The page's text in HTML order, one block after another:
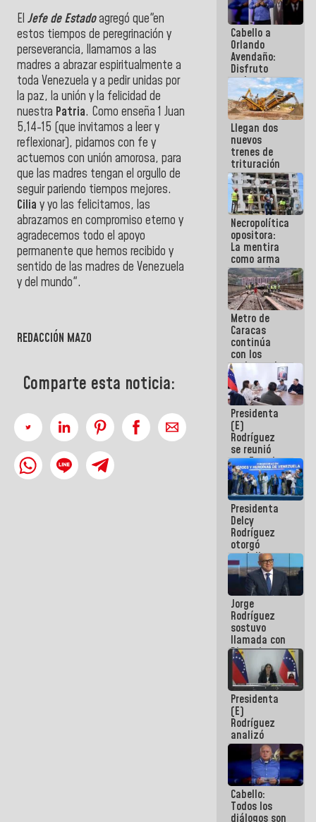
El Jefe de Estadoagregó que"en
estos tiempos de peregrinación y
perseverancia, llamamos a las
madres a abrazar espiritualmente a
toda Venezuela y a pedir unidas por
la paz, la unión y la felicidad de
nuestra Patria. Como enseña 1 Juan
5,14-15 (que invitamos a leer y
reflexionar), pidamos con fe y
actuemos con unión amorosa, para
que las madres tengan el orgullo de
seguir pariendo tiempos mejores.
Cilia y yo las felicitamos, las
abrazamos en compromiso eterno y
agradecemos todo el apoyo
permanente que hemos recibido y
sentido de las madres de Venezuela
y del mundo".
REDACCIÓN MAZO
Comparte esta noticia:
Cabello a
Orlando
Avendaño:
Disfruto
cada vez
que escribes
porque lo
que haces
es
embarrarla
Llegan dos
nuevos
trenes de
trituración
para
optimizar
manejo de
escombros
en La Guaira
Necropolítica
opositora:
La mentira
como arma
contra el
Pueblo
Metro de
Caracas
continúa
con los
trabajos de
mantenimiento
e inspección
en la Línea 2
Presidenta
(E)
Rodríguez
se reunió
con Estado
Mayor
Eléctrico
para
abordar
planes de
acción
Presidenta
Delcy
Rodríguez
otorgó
medalla
"Héroe de
Venezuela"
a servidores
públicos
Jorge
Rodríguez
sostuvo
llamada con
Dinorah
Figuera y
acuerdan
primer
encuentro
presencial
para el
diálogo
Presidenta
(E)
Rodríguez
analizó
junto a
gobernadores
planes de
recuperación
del Sistema
Eléctrico
Cabello:
Todos los
diálogos son